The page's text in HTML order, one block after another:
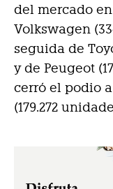
del mercado
Volkswagen
seguida de
y de Peugeot
cerró el podio
(179.272